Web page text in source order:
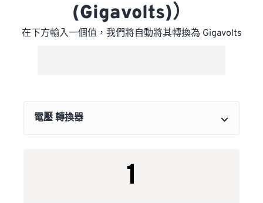
(Gigavolts)）
在下方輸入一個值，我們將自動將其轉換為 Gigavolts